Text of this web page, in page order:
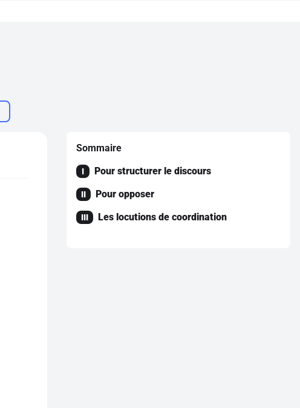
Sommaire
I Pour structurer le discours
II Pour opposer
III Les locutions de coordination